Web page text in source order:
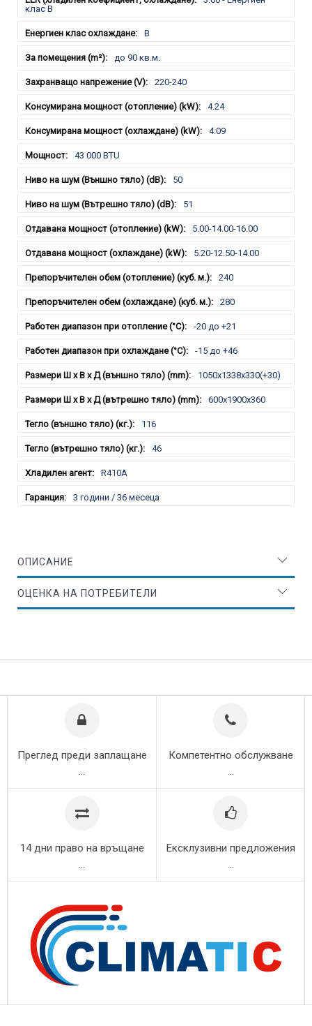
клас B
B
до 90 кв.м.
220-240
4.24
4.09
43 000 BTU
50
51
5.00-14.00-16.00
5.20-12.50-14.00
240
280
-20 до +21
-15 до +46
1050x1338x330(+30)
600x1900x360
116
46
R410A
3 години / 36 месеца
ОПИСАНИЕ
ОЦЕНКА НА ПОТРЕБИТЕЛИ
Преглед преди заплащане Компетентно обслужване
14 дни право на връщане Ексклузивни предложения